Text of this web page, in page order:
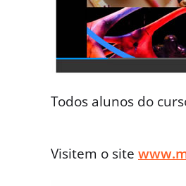
Todos alunos do
Visitem o site